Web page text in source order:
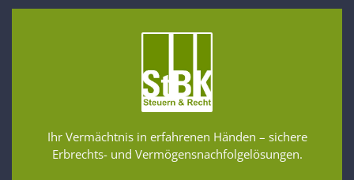
Ihr Vermächtnis in erfahrenen Händen – sichere
Erbrechts- und Vermögensnachfolgelösungen.